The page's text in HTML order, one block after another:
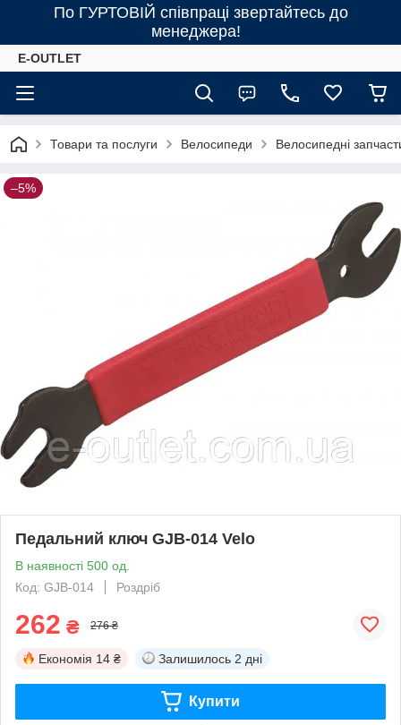
По ГУРТОВІЙ співпраці звертайтесь до
менеджера!
E-OUTLET
Товари та послуги Велосипеди Велосипедні
–5%
Педальний ключ GJB-014 Velo
В наявності 500 од.
Код: GJB-014
Роздріб
262 ₴ 276 ₴
Економія 14 ₴ Залишилось 2 дні
Купити